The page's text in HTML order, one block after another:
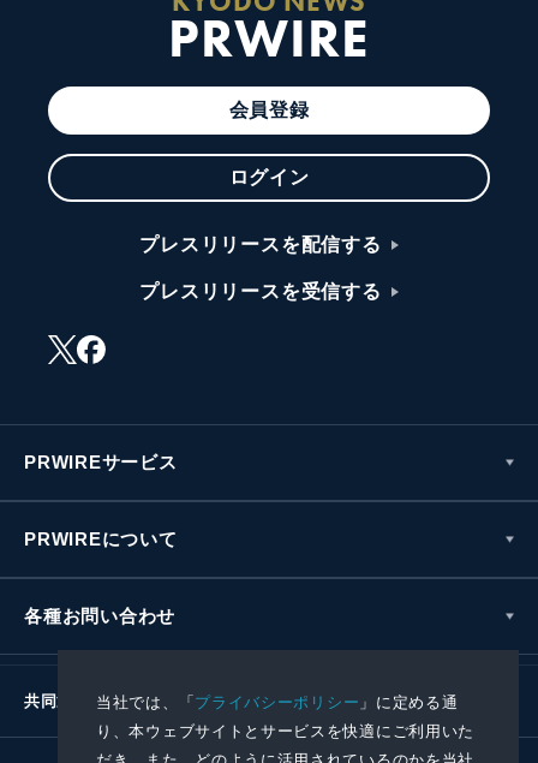
当社では、「プライバシーポリシー 」に定める通
り、本ウェブサイトとサービスを快適にご利用いた
PRWIRE
会員登録
ログイン
プレスリリースを配信する
プレスリリースを受信する
PRWIREサービス
PRWIREについて
各種お問い合わせ
共同通信社グループ